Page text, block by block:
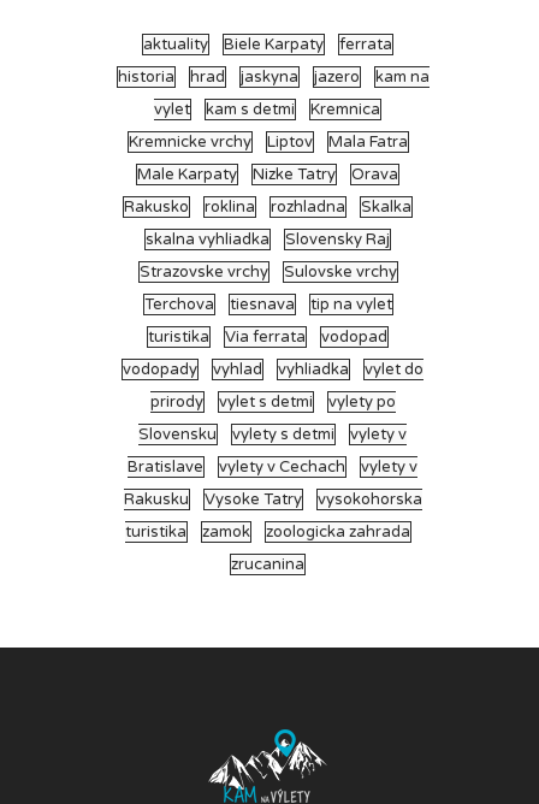
aktuality Biele Karpaty
ferrata
historia
hrad jaskyna jazero
kam na
vylet
kam s detmi
Kremnica
Kremnicke vrchy
Liptov
Mala Fatra
Male Karpaty
Nizke Tatry
Orava
Rakusko
roklina rozhladna
Skalka
skalna vyhliadka
Slovensky Raj
Strazovske vrchy
Sulovske vrchy
Terchova
tiesnava
tip na vylet
turistika
Via ferrata
vodopad
vodopady
vyhlad vyhliadka
vylet do
prirody
vylet s detmi
vylety po
Slovensku
vylety s detmi
vylety v
Bratislave
vylety v Cechach
vylety v
Rakusku
Vysoke Tatry
vysokohorska
turistika
zamok
zoologicka zahrada
zrucanina